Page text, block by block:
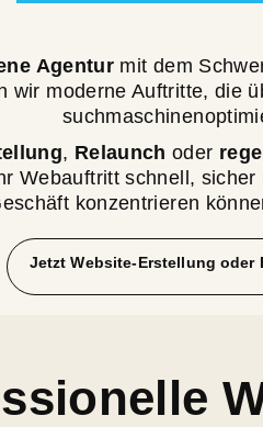
Agentur mit dem
wir moderne Auftritte, die
, Relaunch oder
Webauftritt schnell,
konzentrieren
Jetzt Website-Erstellung oder